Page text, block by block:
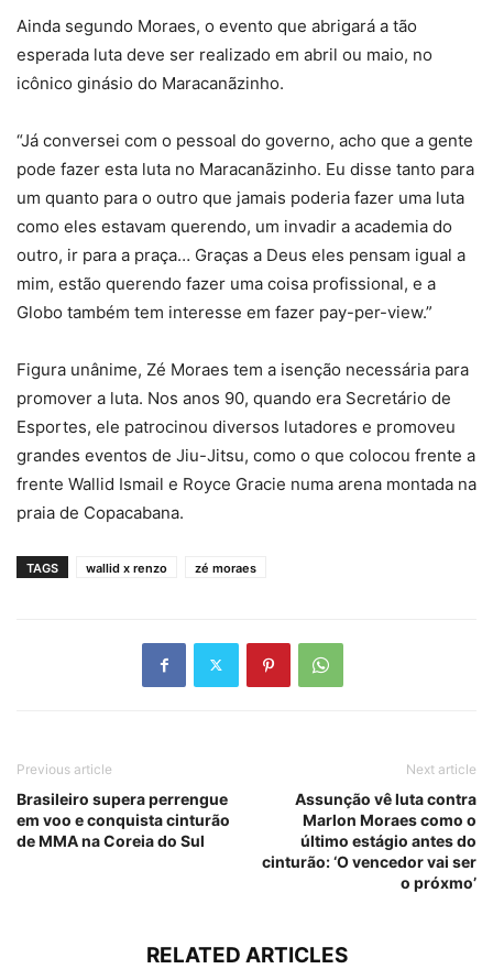
Ainda segundo Moraes, o evento que abrigará a tão
esperada luta deve ser realizado em abril ou maio, no
icônico ginásio do Maracanãzinho.
“Já conversei com o pessoal do governo, acho que a gente
pode fazer esta luta no Maracanãzinho. Eu disse tanto para
um quanto para o outro que jamais poderia fazer uma luta
como eles estavam querendo, um invadir a academia do
outro, ir para a praça… Graças a Deus eles pensam igual a
mim, estão querendo fazer uma coisa profissional, e a
Globo também tem interesse em fazer pay-per-view.”
Figura unânime, Zé Moraes tem a isenção necessária para
promover a luta. Nos anos 90, quando era Secretário de
Esportes, ele patrocinou diversos lutadores e promoveu
grandes eventos de Jiu-Jitsu, como o que colocou frente a
frente Wallid Ismail e Royce Gracie numa arena montada na
praia de Copacabana.
TAGS wallid x renzo zé moraes
Previous article
Brasileiro supera perrengue
em voo e conquista cinturão
de MMA na Coreia do Sul
Next article
Assunção vê luta contra
Marlon Moraes como o
último estágio antes do
cinturão: ‘O vencedor vai ser
o próxmo’
RELATED ARTICLES